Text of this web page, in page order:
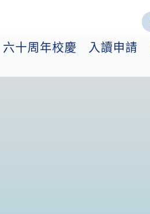
六十周年校慶 入讀申請